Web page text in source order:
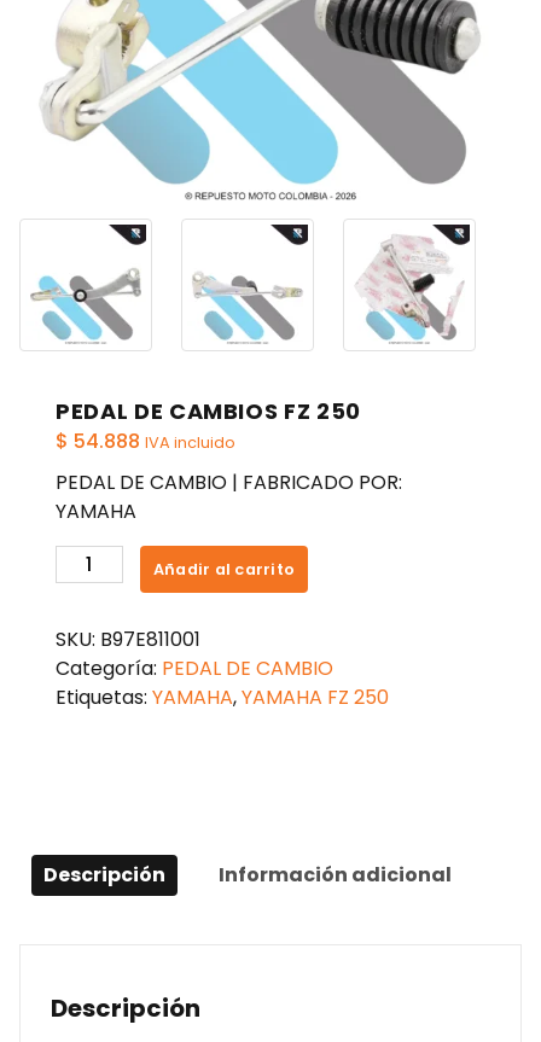
PEDAL DE CAMBIOS FZ 250
$ 54.888 IVA incluido
PEDAL DE CAMBIO | FABRICADO POR:
YAMAHA
PEDAL
DE
FZ
250
cantidad
Añadir al carrito
SKU: B97E811001
Categoría: PEDAL DE CAMBIO
Etiquetas: YAMAHA,YAMAHA FZ 250
Descripción Información adicional
Descripción